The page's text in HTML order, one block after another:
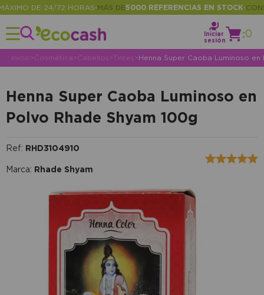
DE 24/72 HORAS•MÁS DE5000 REFERENCIAS EN STOCK•
Iniciar
sesión
:0
Inicio>Cosmética>Cabellos >Tintes >Henna Super Caoba Luminoso
Henna Super Caoba Luminoso en
Polvo Rhade Shyam 100g
Ref: RHD3104910
Marca: Rhade Shyam